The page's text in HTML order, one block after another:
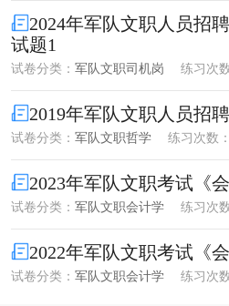
2024年军队文职人员招
试题1
试卷分类： 军队文职司机岗 练习次
2019年军队文职人员招
试卷分类： 军队文职哲学 练习次数：
2023年军队文职考试《
试卷分类： 军队文职会计学 练习次
2022年军队文职考试《
试卷分类： 军队文职会计学 练习次